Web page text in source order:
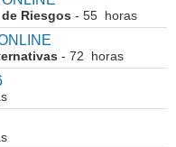
Riesgos - 55 horas
- 72 horas